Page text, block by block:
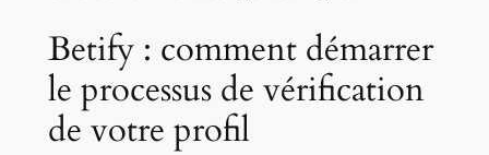
Betify : comment démarrer
le processus de vérification
de votre profil